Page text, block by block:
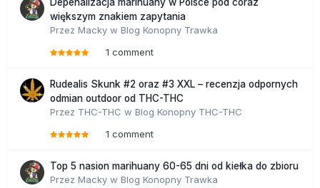
Depenalizacja marihuany w Polsce pod coraz
większym znakiem zapytania
Przez Macky w Blog Konopny Trawka
1 comment
Rudealis Skunk #2 oraz #3 XXL – recenzja odpornych
odmian outdoor od THC-THC
Przez THC-THC w Blog Konopny THC-THC
1 comment
Top 5 nasion marihuany 60-65 dni od kiełka do zbioru
Przez Macky w Blog Konopny Trawka